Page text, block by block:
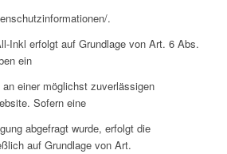
.
Inkl erfolgt auf Grundlage von Art. 6 Abs.
ein
einer möglichst zuverlässigen
Sofern eine
abgefragt wurde, erfolgt die
auf Grundlage von Art.